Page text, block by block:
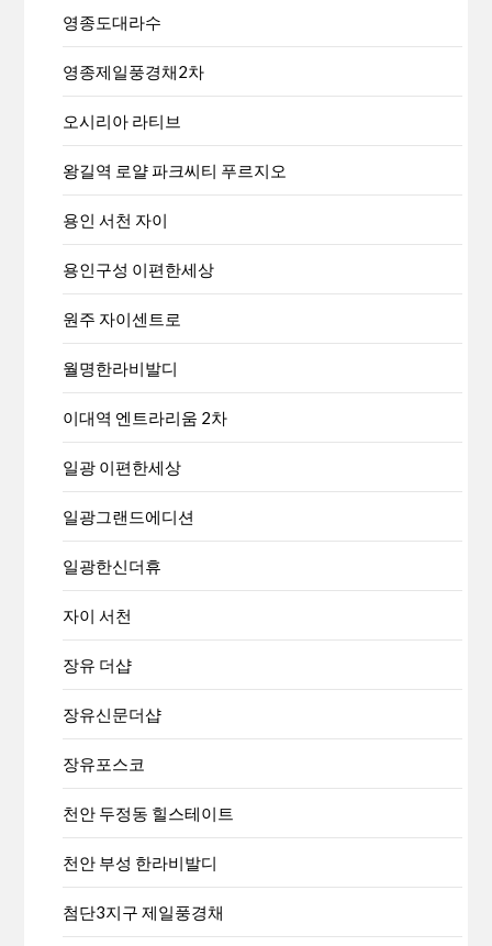
영종도대라수
영종제일풍경채2차
오시리아 라티브
왕길역 로얄 파크씨티 푸르지오
용인 서천 자이
용인구성 이편한세상
원주 자이센트로
월명한라비발디
이대역 엔트라리움 2차
일광 이편한세상
일광그랜드에디션
일광한신더휴
자이 서천
장유 더샵
장유신문더샵
장유포스코
천안 두정동 힐스테이트
천안 부성 한라비발디
첨단3지구 제일풍경채